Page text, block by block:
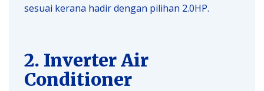
sesuai kerana hadir dengan pilihan 2.0HP.
2. Inverter Air
Conditioner